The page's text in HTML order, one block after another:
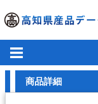
商品詳細